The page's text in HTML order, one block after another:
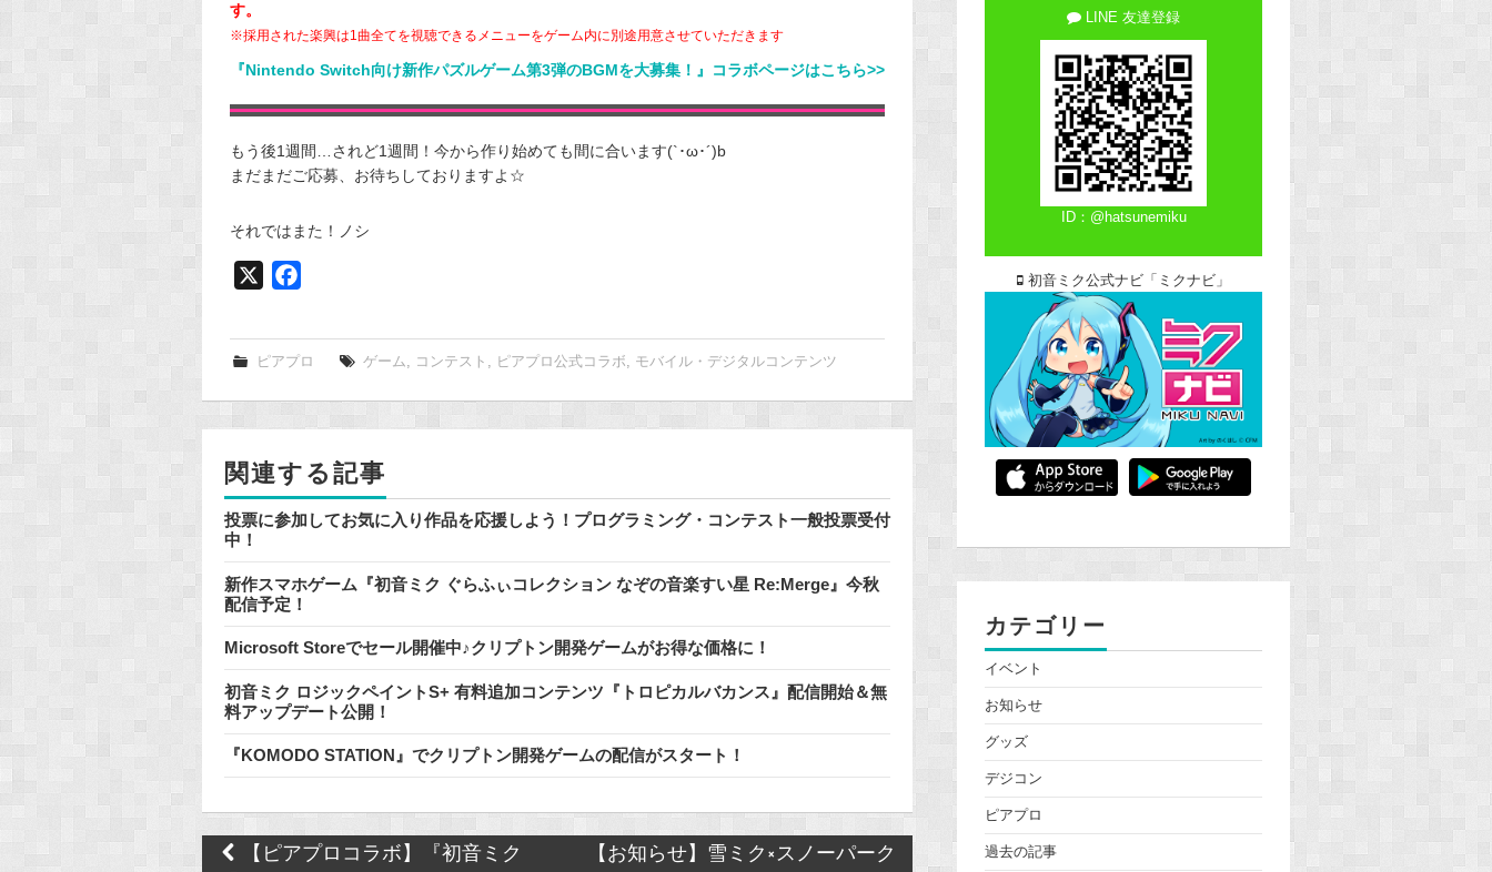
す。
※採用された楽興は1曲全てを視聴できるメニューをゲーム内に別途用意させていただきます
『Nintendo Switch向け新作パズルゲーム第3弾のBGMを大募集！』コラボページはこちら>>
もう後1週間…されど1週間！今から作り始めても間に合います(`･ω･´)b
まだまだご応募、お待ちしておりますよ☆
それではまた！ノシ
e
k
ピアプロ ゲーム, コンテスト , ピアプロ公式コラボ, モバイル・デジタルコンテンツ
関連する記事
投票に参加してお気に入り作品を応援しよう！プログラミング・コンテスト一般投票受付
中！
新作スマホゲーム『初音ミク ぐらふぃコレクション なぞの音楽すい星 Re:Merge』今秋
配信予定！
Microsoft Storeでセール開催中♪クリプトン開発ゲームがお得な価格に！
初音ミク ロジックペイントS+ 有料追加コンテンツ『トロピカルバカンス』配信開始＆無
料アップデート公開！
『KOMODO STATION』でクリプトン開発ゲームの配信がスタート！
Post【ピアプロコラボ】『初音ミク
【お知らせ】雪ミク×スノーパーク
LINE 友達登録
ID：@hatsunemiku
初音ミク公式ナビ「ミクナビ」
カテゴリー
イベント
お知らせ
グッズ
デジコン
ピアプロ
過去の記事